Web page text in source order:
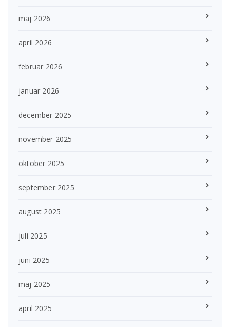
maj 2026
april 2026
februar 2026
januar 2026
december 2025
november 2025
oktober 2025
september 2025
august 2025
juli 2025
juni 2025
maj 2025
april 2025